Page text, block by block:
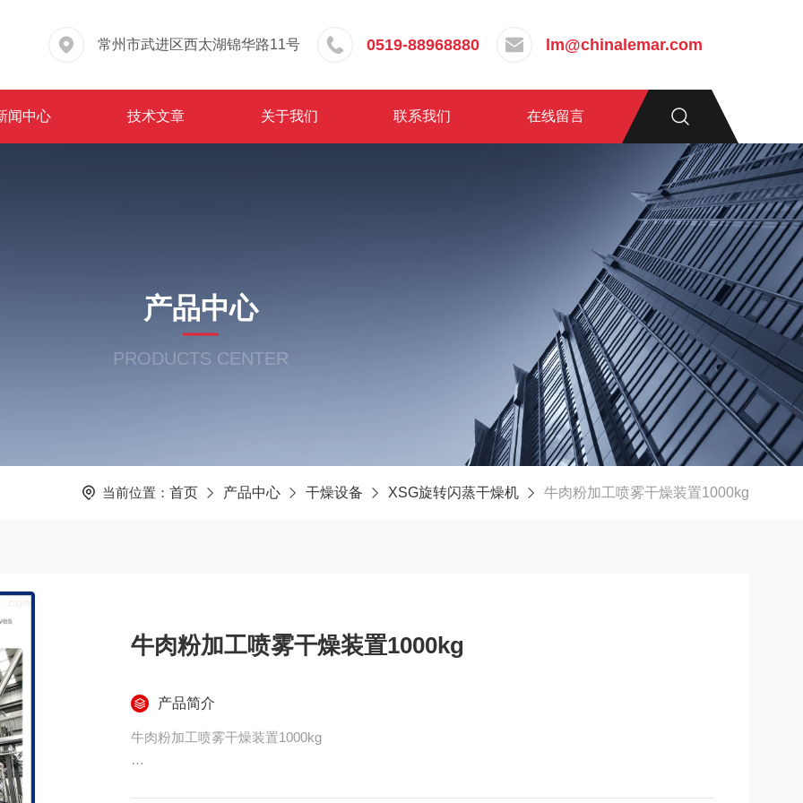
常州市武进区西太湖锦华路11号 0519-88968880 lm@chinalemar.com
闻中心 技术文章 关于我们 联系我们 在线留言
产品中心
PRODUCTS CENTER
当前位置： 首页 产品中心 干燥设备 XSG旋转闪蒸干燥机 牛肉粉加工喷雾干燥装置1000kg
牛肉粉加工喷雾干燥装置1000kg
产品简介
牛肉粉加工喷雾干燥装置1000kg